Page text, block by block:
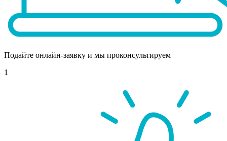
Подайте онлайн-заявку и мы проконсультируем
1